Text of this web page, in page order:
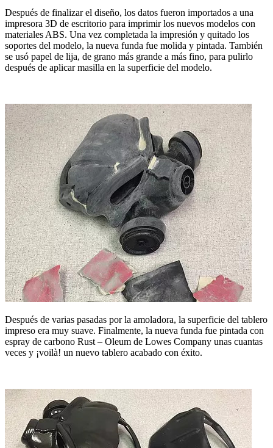
Después de finalizar el diseño, los datos fueron importados a una
impresora 3D de escritorio para imprimir los nuevos modelos con
materiales ABS. Una vez completada la impresión y quitado los
soportes del modelo, la nueva funda fue molida y pintada. También
se usó papel de lija, de grano más grande a más fino, para pulirlo
después de aplicar masilla en la superficie del modelo.
Después de varias pasadas por la amoladora, la superficie del tablero
impreso era muy suave. Finalmente, la nueva funda fue pintada con
espray de carbono Rust – Oleum de Lowes Company unas cuantas
veces y ¡voilà! un nuevo tablero acabado con éxito.